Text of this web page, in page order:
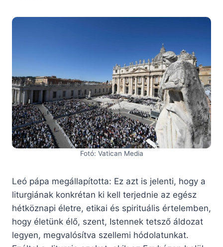
Fotó: Vatican Media
Leó pápa megállapította: Ez azt is jelenti, hogy a
liturgiának konkrétan ki kell terjednie az egész
hétköznapi életre, etikai és spirituális értelemben,
hogy életünk élő, szent, Istennek tetsző áldozat
legyen, megvalósítva szellemi hódolatunkat.